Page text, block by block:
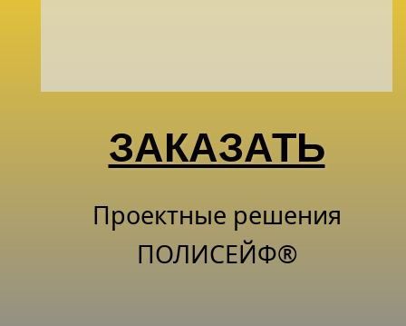
ЗАКАЗАТЬ
Проектные решения
ПОЛИСЕЙФ®